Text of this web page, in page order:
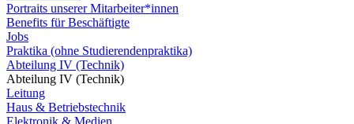
Portraits unserer Mitarbeiter*innen
Benefits für Beschäftigte
Jobs
Praktika (ohne Studierendenpraktika)
Abteilung IV (Technik)
Abteilung IV (Technik)
Leitung
Haus & Betriebstechnik
Elektronik & Medien